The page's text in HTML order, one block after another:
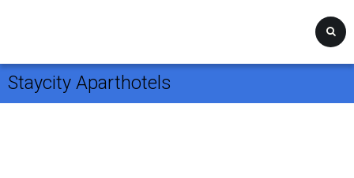
Staycity Aparthotels